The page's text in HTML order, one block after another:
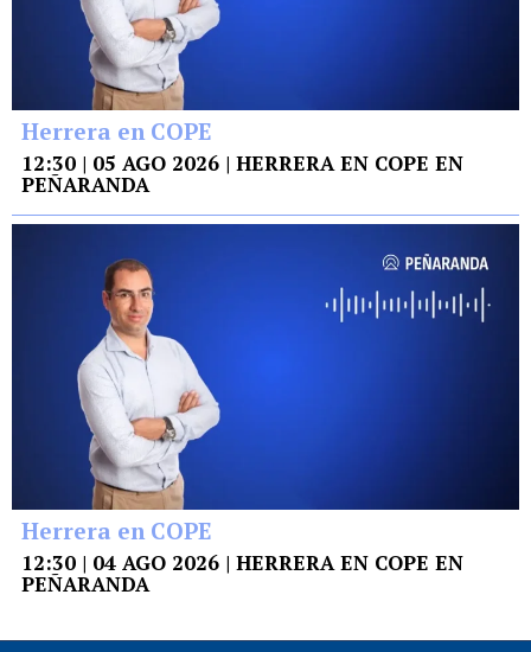
Herrera en COPE
12:30 | 05 AGO 2026 | HERRERA EN COPE EN
PEÑARANDA
Herrera en COPE
12:30 | 04 AGO 2026 | HERRERA EN COPE EN
PEÑARANDA